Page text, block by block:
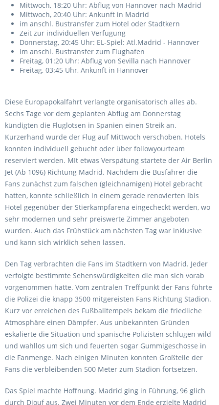
Mittwoch, 18:20 Uhr: Abflug von Hannover nach Madrid
Mittwoch, 20:40 Uhr: Ankunft in Madrid
im anschl. Bustransfer zum Hotel oder Stadtkern
Zeit zur individuellen Verfügung
Donnerstag, 20:45 Uhr: EL-Spiel: Atl.Madrid - Hannover
im anschl. Bustransfer zum Flughafen
Freitag, 01:20 Uhr: Abflug von Sevilla nach Hannover
Freitag, 03:45 Uhr, Ankunft in Hannover
Diese Europapokalfahrt verlangte organisatorisch alles ab.
Sechs Tage vor dem geplanten Abflug am Donnerstag
kündigten die Fluglotsen in Spanien einen Streik an.
Kurzerhand wurde der Flug auf Mittwoch verschoben. Hotels
konnten individuell gebucht oder über followyourteam
reserviert werden. MIt etwas Verspätung startete der Air Berlin
Jet (Ab 1096) Richtung Madrid. Nachdem die Busfahrer die
Fans zunächst zum falschen (gleichnamigen) Hotel gebracht
hatten, konnte schließlich in einem gerade renovierten Ibis
Hotel gegenüber der Stierkampfarena eingecheckt werden, wo
sehr modernen und sehr preiswerte Zimmer angeboten
wurden. Auch das Frühstück am nächsten Tag war inklusive
und kann sich wirklich sehen lassen.
Den Tag verbrachten die Fans im Stadtkern von Madrid. Jeder
verfolgte bestimmte Sehenswürdigkeiten die man sich vorab
vorgenommen hatte. Vom zentralen Treffpunkt der Fans führte
die Polizei die knapp 3500 mitgereisten Fans Richtung Stadion.
Kurz vor erreichen des Fußballtempels bekam die friedliche
Atmosphäre einen Dämpfer. Aus unbekannten Gründen
eskalierte die Situation und spanische Polizisten schlugen wild
und wahllos um sich und feuerten sogar Gummigeschosse in
die Fanmenge. Nach einigen Minuten konnten Großteile der
Fans die verbleibenden 500 Meter zum Stadion fortsetzen.
Das Spiel machte Hoffnung. Madrid ging in Führung, 96 glich
durch Diouf aus. Zwei Minuten vor dem Ende erzielte Madrid